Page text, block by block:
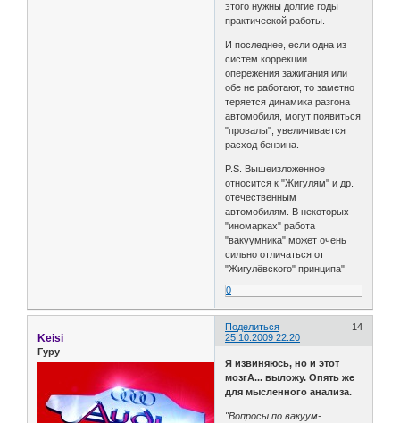
этого нужны долгие годы
практической работы.
И последнее, если одна из
систем коррекции
опережения зажигания или
обе не работают, то заметно
теряется динамика разгона
автомобиля, могут появиться
"провалы", увеличивается
расход бензина.
P.S. Вышеизложенное
относится к "Жигулям" и др.
отечественным
автомобилям. В некоторых
"иномарках" работа
"вакуумника" может очень
сильно отличаться от
"Жигулёвского" принципа"
0
Поделиться
14
25.10.2009 22:20
Keisi
Гуру
Я извиняюсь, но и этот
мозгА... выложу. Опять же
для мысленного анализа.
"Вопросы по вакуум-